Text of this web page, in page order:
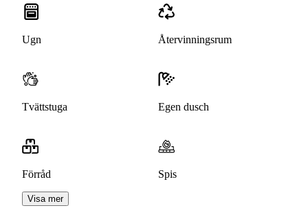
Ugn Återvinningsrum
Tvättstuga Egen dusch
Förråd Spis
Visa mer